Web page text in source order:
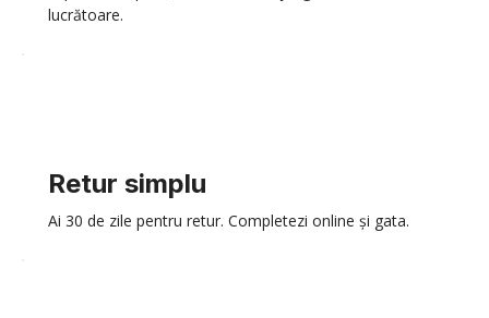
lucrătoare.
Retur simplu
Ai 30 de zile pentru retur. Completezi online și gata.